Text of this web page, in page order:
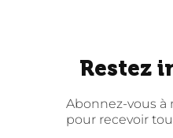
Restez
Abonnez-vous
pour recevoir